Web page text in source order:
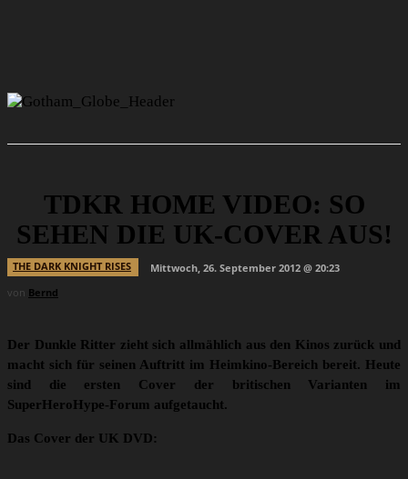
TDKR HOME VIDEO: SO
SEHEN DIE UK-COVER AUS!
THE DARK KNIGHT RISES
Mittwoch, 26. September 2012 @ 20:23
von Bernd
Der Dunkle Ritter zieht sich allmählich aus den Kinos zurück und
macht sich für seinen Auftritt im Heimkino-Bereich bereit. Heute
sind die ersten Cover der britischen Varianten im
SuperHeroHype-Forum aufgetaucht.
Das Cover der UK DVD: